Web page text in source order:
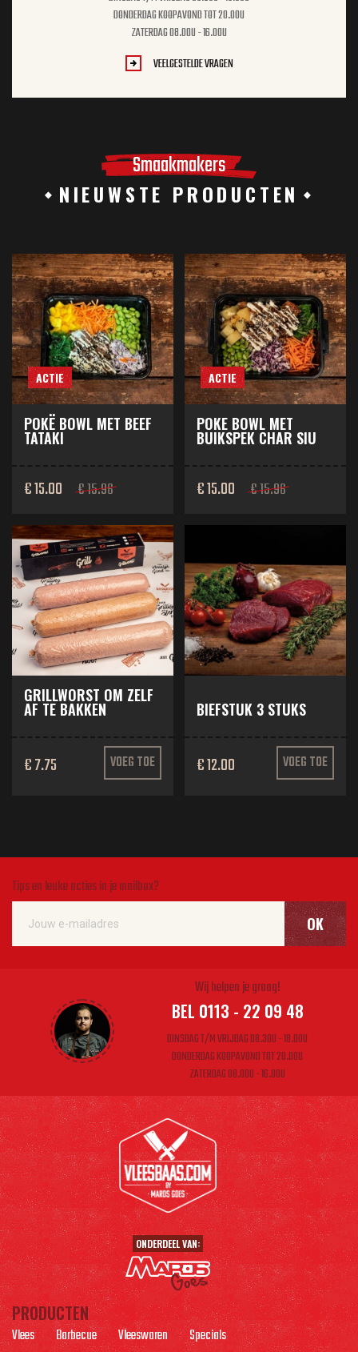
DONDERDAG KOOPAVOND TOT 20.00U
ZATERDAG 08.00U - 16.00U
VEELGESTELDE VRAGEN
Smaakmakers
NIEUWSTE PRODUCTEN
ACTIE
POKË BOWL MET BEEF
TATAKI
€ 15.00 € 15.96
ACTIE
POKE BOWL MET
BUIKSPEK CHAR SIU
€ 15.00 € 15.96
GRILLWORST OM ZELF
AF TE BAKKEN
€ 7.75 VOEG TOE
BIEFSTUK 3 STUKS
€ 12.00 VOEG TOE
Tips en leuke acties in je mailbox?
OK
Wij helpen je graag!
BEL 0113 - 22 09 48
DINSDAG T/M VRIJDAG 08.30U - 18.00U
DONDERDAG KOOPAVOND TOT 20.00U
ZATERDAG 08.00U - 16.00U
ONDERDEEL VAN:
PRODUCTEN
Vlees Barbecue Vleeswaren Specials